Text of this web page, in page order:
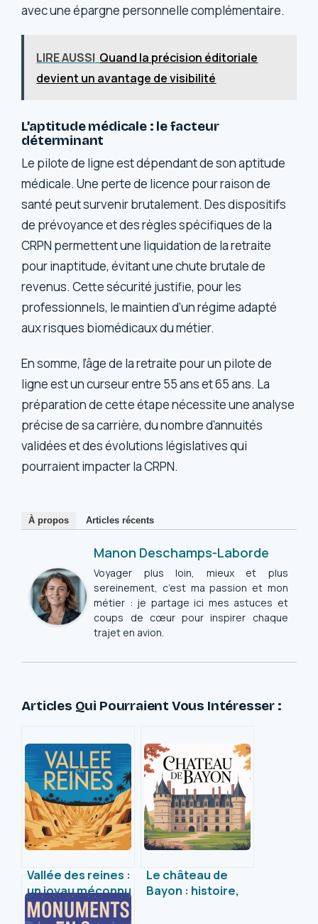
avec une épargne personnelle complémentaire.
LIRE AUSSI Quand la précision éditoriale
devient un avantage de visibilité
L’aptitude médicale : le facteur
déterminant
Le pilote de ligne est dépendant de son aptitude
médicale. Une perte de licence pour raison de
santé peut survenir brutalement. Des dispositifs
de prévoyance et des règles spécifiques de la
CRPN permettent une liquidation de la retraite
pour inaptitude, évitant une chute brutale de
revenus. Cette sécurité justifie, pour les
professionnels, le maintien d’un régime adapté
aux risques biomédicaux du métier.
En somme, l’âge de la retraite pour un pilote de
ligne est un curseur entre 55 ans et 65 ans. La
préparation de cette étape nécessite une analyse
précise de sa carrière, du nombre d’annuités
validées et des évolutions législatives qui
pourraient impacter la CRPN.
À propos Articles récents
Manon Deschamps-Laborde
Voyager plus loin, mieux et plus
sereinement, c’est ma passion et mon
métier : je partage ici mes astuces et
coups de cœur pour inspirer chaque
trajet en avion.
Articles Qui Pourraient Vous Intéresser :
Vallée des reines :
un joyau méconnu
de l’Égypte
Le château de
Bayon : histoire,